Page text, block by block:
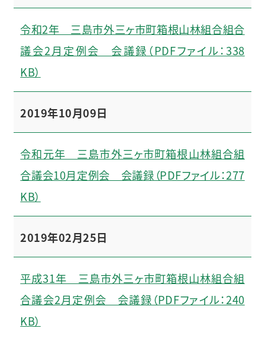
令和2年 三島市外三ヶ市町箱根山林組合組合
議会2月定例会 会議録（PDFファイル：338
KB）
2019年10月09日
令和元年 三島市外三ヶ市町箱根山林組合組
合議会10月定例会 会議録（PDFファイル：277
KB）
2019年02月25日
平成31年 三島市外三ヶ市町箱根山林組合組
合議会2月定例会 会議録（PDFファイル：240
KB）